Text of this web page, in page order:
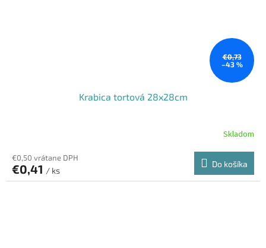
€0,73
–43 %
Krabica tortová 28x28cm
Skladom
€0,50 vrátane DPH
€0,41 / ks
Do košíka